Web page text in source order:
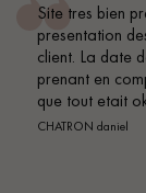
le
s'assurer